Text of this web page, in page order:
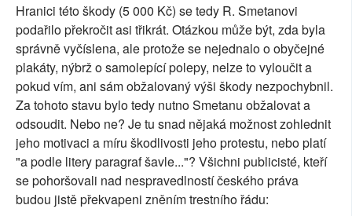
Hranici této škody (5 000 Kč) se tedy R. Smetanovi
podařilo překročit asi třikrát. Otázkou může být, zda byla
správně vyčíslena, ale protože se nejednalo o obyčejné
plakáty, nýbrž o samolepící polepy, nelze to vyloučit a
pokud vím, ani sám obžalovaný výši škody nezpochybnil.
Za tohoto stavu bylo tedy nutno Smetanu obžalovat a
odsoudit. Nebo ne? Je tu snad nějaká možnost zohlednit
jeho motivaci a míru škodlivosti jeho protestu, nebo platí
"a podle litery paragraf šavle..."? Všichni publicisté, kteří
se pohoršovali nad nespravedlností českého práva
budou jistě překvapeni zněním trestního řádu: